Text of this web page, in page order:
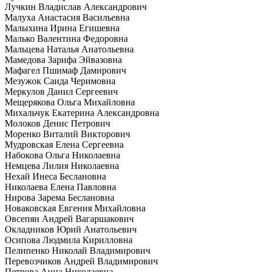
Лучкин Владислав Александрович
Малуха Анастасия Васильевна
Малыхина Ирина Егишевна
Малько Валентина Федоровна
Мальцева Наталья Анатольевна
Мамедова Зарифа Эйвазовна
Мафагел Пшимаф Дамирович
Мезужок Саида Черимовна
Меркулов Данил Сергеевич
Мещерякова Ольга Михайловна
Михальчук Екатерина Александровна
Молоков Денис Петрович
Моренко Виталий Викторович
Мудровская Елена Сергеевна
Набокова Ольга Николаевна
Немцева Лилия Николаевна
Нехай Инеса Беслановна
Николаева Елена Павловна
Нирова Зарема Беслановна
Новаковская Евгения Михайловна
Овсепян Андрей Вагаршакович
Окладников Юрий Анатольевич
Осипова Людмила Кирилловна
Пелипенко Николай Владимирович
Перевозчиков Андрей Владимирович